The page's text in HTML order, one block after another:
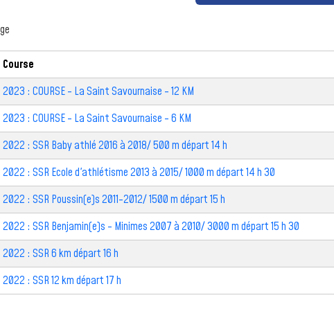
Course
2023 : COURSE - La Saint Savournaise - 12 KM
2023 : COURSE - La Saint Savournaise - 6 KM
2022 : SSR Baby athlé 2016 à 2018/ 500 m départ 14 h
2022 : SSR Ecole d'athlétisme 2013 à 2015/ 1000 m départ 14 h 30
2022 : SSR Poussin(e)s 2011-2012/ 1500 m départ 15 h
2022 : SSR Benjamin(e)s - Minimes 2007 à 2010/ 3000 m départ 15 h 30
2022 : SSR 6 km départ 16 h
2022 : SSR 12 km départ 17 h